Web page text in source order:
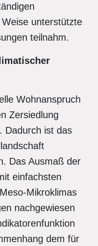
unterstützte
teilnahm.
Wohnanspruch
Zersiedlung
Dadurch ist das
Das Ausmaß der
einfachsten
Mikroklimas
nachgewiesen
dem für